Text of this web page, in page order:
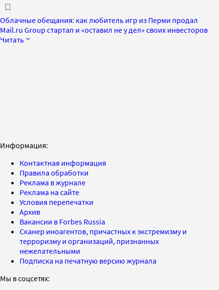
Облачные обещания: как любитель игр из Перми продал
Mail.ru Group стартап и «оставил не у дел» своих инвесторов
Читать
Информация:
Контактная информация
Правила обработки
Реклама в журнале
Реклама на сайте
Условия перепечатки
Архив
Вакансии в Forbes Russia
Сканер иноагентов, причастных к экстремизму и
терроризму и организаций, признанных
нежелательными
Подписка на печатную версию журнала
Мы в соцсетях: